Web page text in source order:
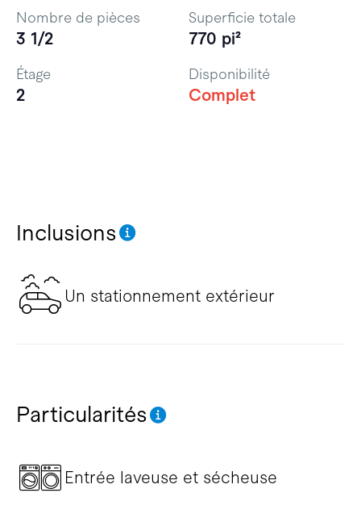
Inclusions
Un stationnement extérieur
Particularités
Entrée laveuse et sécheuse
Nombre de pièces
3 1/2
Superficie totale
770 pi²
Étage
2
Disponibilité
Complet